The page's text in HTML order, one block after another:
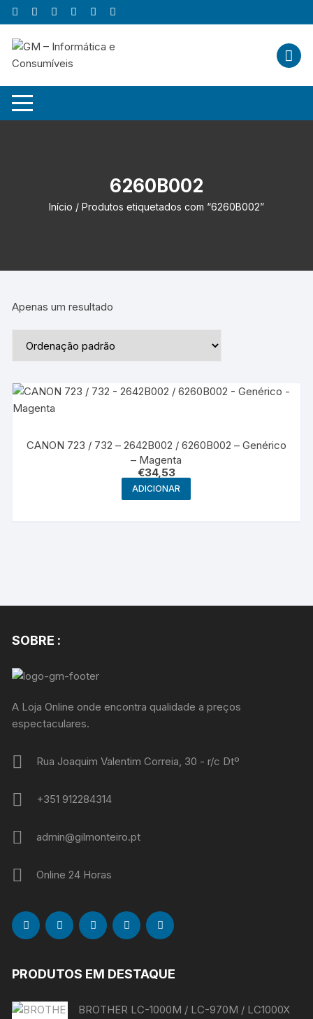
Skip
to
content
6260B002
Início / Produtos etiquetados com “6260B002”
Apenas um resultado
CANON 723 / 732 – 2642B002 / 6260B002 – Genérico
– Magenta
€34,53
ADICIONAR
SOBRE :
A Loja Online onde encontra qualidade a preços
espectaculares.
Rua Joaquim Valentim Correia, 30 - r/c Dtº
+351 912284314
admin@gilmonteiro.pt
Online 24 Horas
PRODUTOS EM DESTAQUE
BROTHER LC-1000M / LC-970M / LC1000X